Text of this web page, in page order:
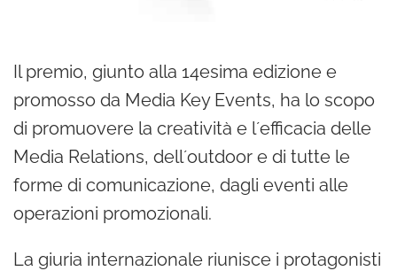
Il premio, giunto alla 14esima edizione e
promosso da Media Key Events, ha lo scopo
di promuovere la creatività e lʼefficacia delle
Media Relations, dellʼoutdoor e di tutte le
forme di comunicazione, dagli eventi alle
operazioni promozionali.
La giuria internazionale riunisce i protagonisti